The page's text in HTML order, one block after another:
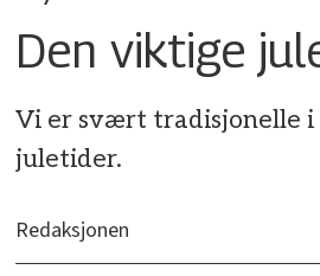
Den viktige
Vi er svært tradisjonelle
juletider.
Redaksjonen